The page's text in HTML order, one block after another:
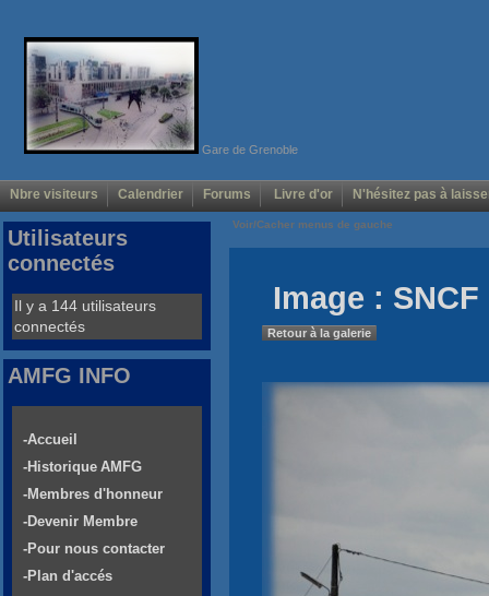
Gare de Grenoble
Nbre visiteurs Calendrier Forums Livre d'or N'hésitez pas à
Voir/Cacher menus de gauche
Image :
Retour à la galerie
Utilisateurs
connectés
Il y a 144 utilisateurs
connectés
AMFG INFO
-Accueil
-Historique AMFG
-Membres d'honneur
-Devenir Membre
-Pour nous contacter
-Plan d'accés